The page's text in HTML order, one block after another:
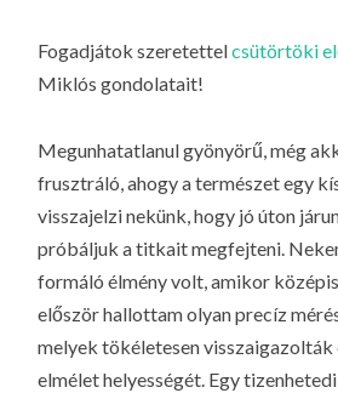
G
O
KI
G
Fogadjátok szeretettelcsütörtöki
Miklós gondolatait!
Megunhatatlanul gyönyörű, még
frusztráló, ahogy a természet egy
visszajelzi nekünk, hogy jó úton
próbáljuk a titkait megfejteni.
formáló élmény volt, amikor
először hallottam olyan precíz
melyek tökéletesen
elmélet helyességét. Egy